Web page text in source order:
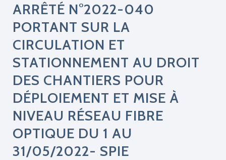
ARRÊTÉ N°2022-040
PORTANT SUR LA
CIRCULATION ET
STATIONNEMENT AU DROIT
DES CHANTIERS POUR
DÉPLOIEMENT ET MISE À
NIVEAU RÉSEAU FIBRE
OPTIQUE DU 1 AU
31/05/2022- SPIE